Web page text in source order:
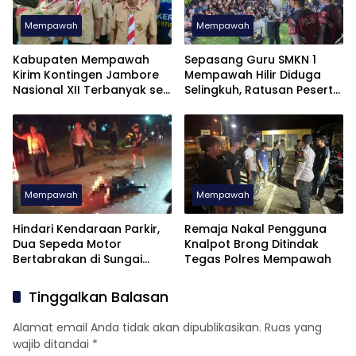
Mempawah
Kabupaten Mempawah
Kirim Kontingen Jambore
Nasional XII Terbanyak se
Mempawah
Sepasang Guru SMKN 1
Mempawah Hilir Diduga
Selingkuh, Ratusan Peserta
Mempawah
Hindari Kendaraan Parkir,
Dua Sepeda Motor
Bertabrakan di Sungai
Mempawah
Remaja Nakal Pengguna
Knalpot Brong Ditindak
Tegas Polres Mempawah
Tinggalkan Balasan
Alamat email Anda tidak akan dipublikasikan. Ruas yang
wajib ditandai *